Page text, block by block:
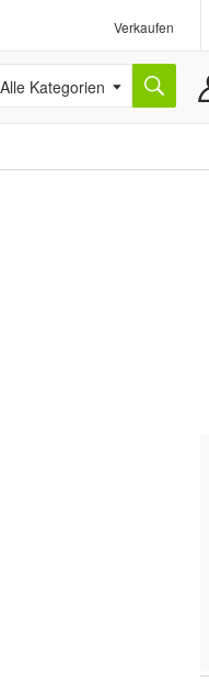
Verkaufen
Alle Kategorien